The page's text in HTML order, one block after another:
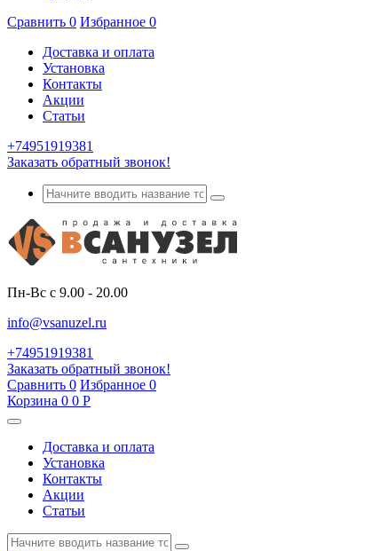
Сравнить 0 Избранное 0
Доставка и оплата
Установка
Контакты
Акции
Статьи
+74951919381
Заказать обратный звонок!
Пн-Вс с 9.00 - 20.00
info@vsanuzel.ru
+74951919381
Заказать обратный звонок!
Сравнить 0 Избранное 0
Корзина 0 0 Р
Доставка и оплата
Установка
Контакты
Акции
Статьи